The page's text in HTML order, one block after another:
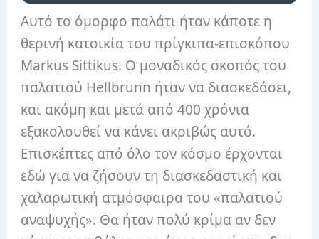
Αυτό το όμορφο παλάτι ήταν κάποτε η
θερινή κατοικία του πρίγκιπα-επισκόπου
Markus Sittikus. Ο μοναδικός σκοπός του
παλατιού Hellbrunn ήταν να διασκεδάσει,
και ακόμη και μετά από 400 χρόνια
εξακολουθεί να κάνει ακριβώς αυτό.
Επισκέπτες από όλο τον κόσμο έρχονται
εδώ για να ζήσουν τη διασκεδαστική και
χαλαρωτική ατμόσφαιρα του «παλατιού
αναψυχής». Θα ήταν πολύ κρίμα αν δεν